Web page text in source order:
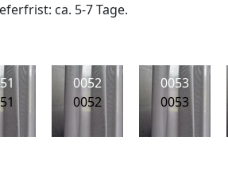
ca. 5-7 Tage.
0052
0052
0053
0053